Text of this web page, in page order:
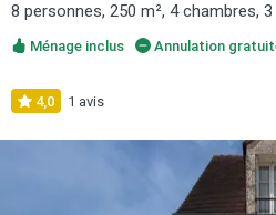
8 personnes, 250 m², 4 chambres,
Ménage inclus Annulation
4,0 1 avis